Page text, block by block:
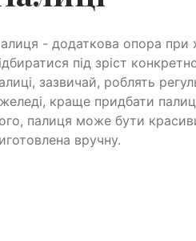
- додаткова опора при
під зріст
зазвичай, роблять
краще придбати
палиця може бути
вручну.